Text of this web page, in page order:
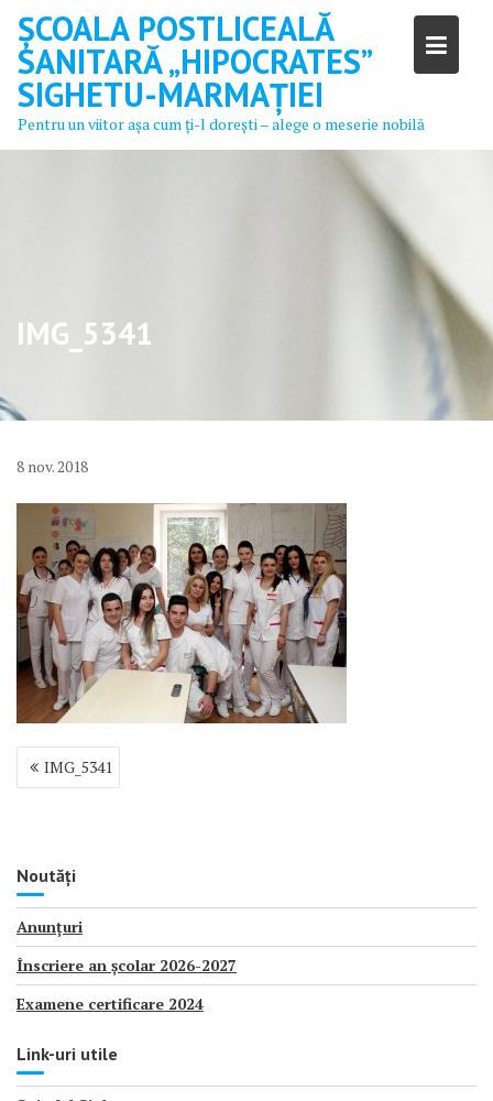
Skip
content
ȘCOALA POSTLICEALĂ
SANITARĂ „HIPOCRATES”
SIGHETU-MARMAȚIEI
Pentru un viitor aşa cum ţi-l doreşti – alege o meserie nobilă
IMG_5341
8 nov.2018
Navigare
în
IMG_5341
Noutăți
Anunțuri
Înscriere an școlar 2026-2027
Examene certificare 2024
Link-uri utile